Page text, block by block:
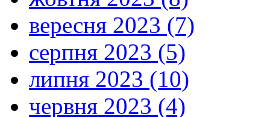
вересня 2023 (7)
серпня 2023 (5)
липня 2023 (10)
червня 2023 (4)